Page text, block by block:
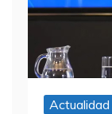
Actualidad